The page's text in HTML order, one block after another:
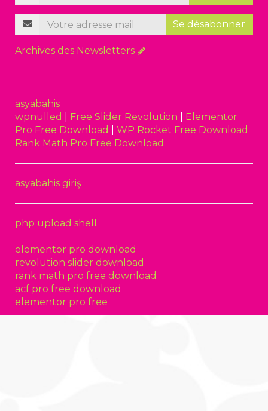
Se désabonner
Archives des Newsletters
asyabahis
wpnulled
Free Slider Revolution
Elementor
Pro Free Download
WP Rocket Free Download
Rank Math Pro Free Download
asyabahis giriş
php upload shell
elementor pro download
revolution slider download
rank math pro free download
acf pro free download
elementor pro free